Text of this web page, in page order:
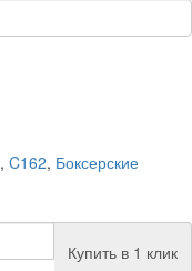
, C162, Боксерские
Купить в 1 клик